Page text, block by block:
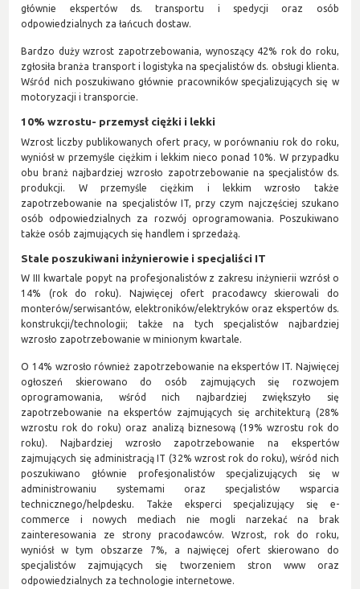
głównie ekspertów ds. transportu i spedycji oraz osób
odpowiedzialnych za łańcuch dostaw.
Bardzo duży wzrost zapotrzebowania, wynoszący 42% rok do roku,
zgłosiła branża transport i logistyka na specjalistów ds. obsługi klienta.
Wśród nich poszukiwano głównie pracowników specjalizujących się w
motoryzacji i transporcie.
10% wzrostu- przemysł ciężki i lekki
Wzrost liczby publikowanych ofert pracy, w porównaniu rok do roku,
wyniósł w przemyśle ciężkim i lekkim nieco ponad 10%. W przypadku
obu branż najbardziej wzrosło zapotrzebowanie na specjalistów ds.
produkcji. W przemyśle ciężkim i lekkim wzrosło także
zapotrzebowanie na specjalistów IT, przy czym najczęściej szukano
osób odpowiedzialnych za rozwój oprogramowania. Poszukiwano
także osób zajmujących się handlem i sprzedażą.
Stale poszukiwani inżynierowie i specjaliści IT
W III kwartale popyt na profesjonalistów z zakresu inżynierii wzrósł o
14% (rok do roku). Najwięcej ofert pracodawcy skierowali do
monterów/serwisantów, elektroników/elektryków oraz ekspertów ds.
konstrukcji/technologii; także na tych specjalistów najbardziej
wzrosło zapotrzebowanie w minionym kwartale.
O 14% wzrosło również zapotrzebowanie na ekspertów IT. Najwięcej
ogłoszeń skierowano do osób zajmujących się rozwojem
oprogramowania, wśród nich najbardziej zwiększyło się
zapotrzebowanie na ekspertów zajmujących się architekturą (28%
wzrostu rok do roku) oraz analizą biznesową (19% wzrostu rok do
roku). Najbardziej wzrosło zapotrzebowanie na ekspertów
zajmujących się administracją IT (32% wzrost rok do roku), wśród nich
poszukiwano głównie profesjonalistów specjalizujących się w
administrowaniu systemami oraz specjalistów wsparcia
technicznego/helpdesku. Także eksperci specjalizujący się e-
commerce i nowych mediach nie mogli narzekać na brak
zainteresowania ze strony pracodawców. Wzrost, rok do roku,
wyniósł w tym obszarze 7%, a najwięcej ofert skierowano do
specjalistów zajmujących się tworzeniem stron www oraz
odpowiedzialnych za technologie internetowe.